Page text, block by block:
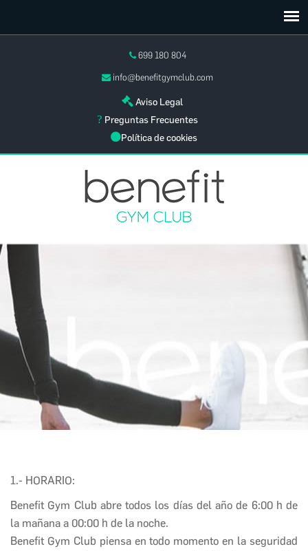
699 180 804
info@benefitgymclub.com
Aviso Legal
Preguntas Frecuentes
Política de cookies
1.- HORARIO:
Benefit Gym Club abre todos los días del año de 6:00 h de
la mañana a 00:00 h de la noche.
Benefit Gym Club piensa en todo momento en la seguridad